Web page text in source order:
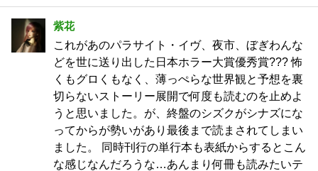
紫花
これがあのパラサイト・イヴ、夜市、ぼぎわんな
どを世に送り出した日本ホラー大賞優秀賞??? 怖
くもグロくもなく、薄っぺらな世界観と予想を裏
切らないストーリー展開で何度も読むのを止めよ
うと思いました。が、終盤のシズクがシナズにな
ってからが勢いがあり最後まで読まされてしまい
ました。 同時刊行の単行本も表紙からするとこん
な感じなんだろうな…あんまり何冊も読みたいテ